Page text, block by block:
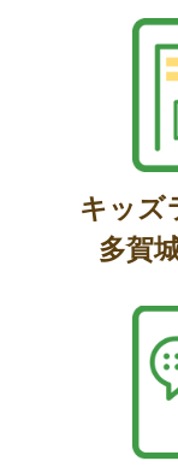
キッズ
多賀